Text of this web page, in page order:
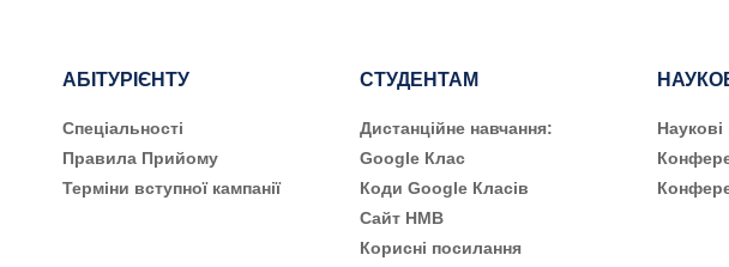
АБІТУРІЄНТУ
Cпеціальності
Правила Прийому
Терміни вступної кампанії
СТУДЕНТАМ
Дистанційне навчання:
Google Клас
Коди Google Класів
Сайт НМВ
Корисні посилання